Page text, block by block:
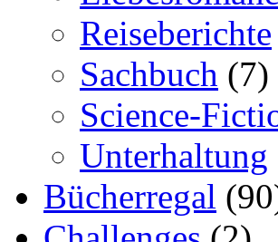
Reiseberichte
Sachbuch (7)
Science-
Unterhaltung
Bücherregal